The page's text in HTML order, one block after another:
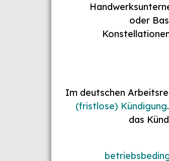
oder
Im deutschen
(fristlose) Kündigung
das